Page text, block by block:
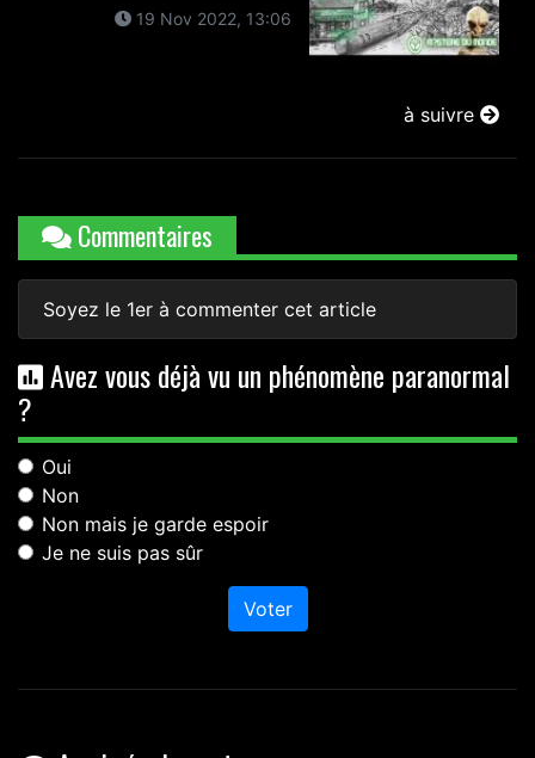
19 Nov 2022, 13:06
à suivre
Commentaires
Soyez le 1er à commenter cet article
Avez vous déjà vu un phénomène paranormal
?
Oui
Non
Non mais je garde espoir
Je ne suis pas sûr
Voter